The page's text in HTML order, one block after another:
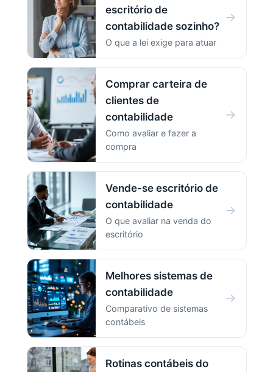
escritório de
contabilidade sozinho?
O que a lei exige para atuar
→
Comprar carteira de
clientes de
contabilidade
Como avaliar e fazer a
compra
→
Vende-se escritório de
contabilidade
O que avaliar na venda do
escritório
→
Melhores sistemas de
contabilidade
Comparativo de sistemas
contábeis
→
Rotinas contábeis do